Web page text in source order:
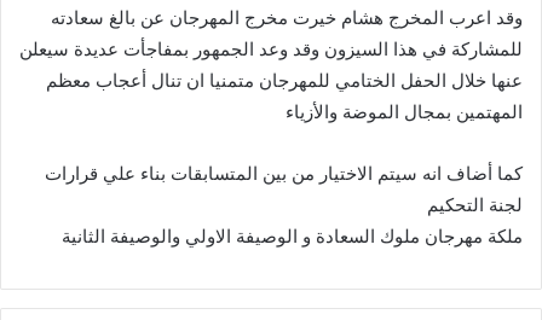
وقد اعرب المخرج هشام خيرت مخرج المهرجان عن بالغ سعادته
للمشاركة في هذا السيزون وقد وعد الجمهور بمفاجأت عديدة سيعلن
عنها خلال الحفل الختامي للمهرجان متمنيا ان تنال أعجاب معظم
المهتمين بمجال الموضة والأزياء
كما أضاف انه سيتم الاختيار من بين المتسابقات بناء علي قرارات
لجنة التحكيم
ملكة مهرجان ملوك السعادة و الوصيفة الاولي والوصيفة الثانية